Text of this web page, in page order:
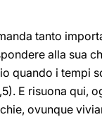
tanto
alla sua
quando i tempi
E risuona qui,
ovunque